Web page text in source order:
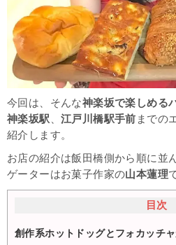
今回は、そんな神楽坂で楽しめる
神楽坂駅
、江戸川橋駅手前 までの
紹介します。
お店の紹介は飯田橋側から順に並
ゲーターはお菓子作家の山本蓮理
目次
創作系ホットドッグとフォカッチ